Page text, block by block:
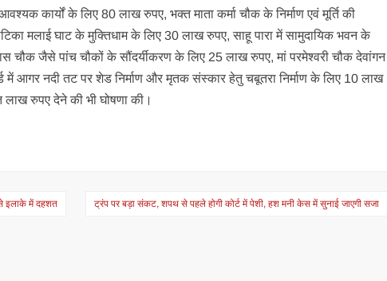
कार्यों के लिए 80 लाख रुपए, भक्त माता कर्मा चौक के निर्माण एवं मूर्ति की
मलाई घाट के मुक्तिधाम के लिए 30 लाख रुपए, साहू पारा में सामुदायिक भवन के
चौक जैसे पांच चौकों के सौंदर्यीकरण के लिए 25 लाख रुपए, मां परमेश्वरी चौक देवांगन
में आगर नदी तट पर शेड निर्माण और मृतक संस्कार हेतु चबूतरा निर्माण के लिए 10 लाख
लाख रुपए देने की भी घोषणा की।
से इलाके में दहशत ट्रंप पर बड़ा संकट, शपथ से पहले होगी कोर्ट में पेशी, हश मनी केस में सुनाई जाएगी सजा